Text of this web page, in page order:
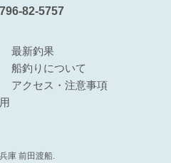
82-5757
最新釣果
船釣りについて
アクセス・注意事項
庫 前田渡船.